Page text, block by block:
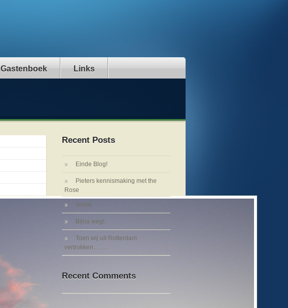
Gastenboek Links
Recent Posts
Einde Blog!
Pieters kennismaking met the
Rose
Veere
Bijna weg!
Toen wij uit Rotterdam
vertrokken…….
Recent Comments